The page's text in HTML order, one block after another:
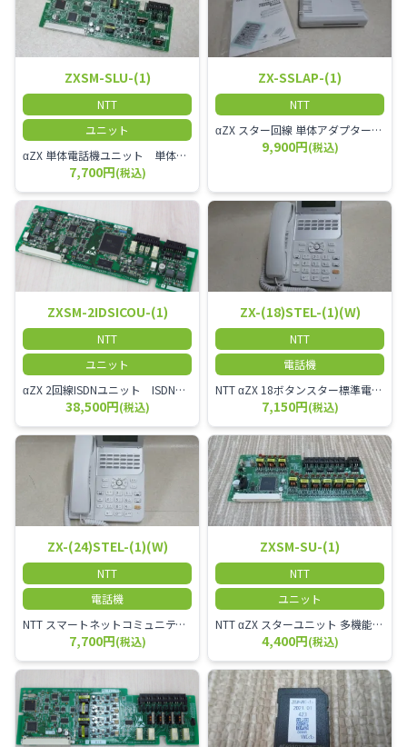
ZXSM-SLU-(1)
NTT
ユニット
αZX 単体電話機ユニット 単体電話機、複合機、ドアホン等、 2台分収容可能にするユニット
7,700円(税込)
ZX-SSLAP-(1)
NTT
αZX スター回線 単体アダプター 受付電話機、ドアホン、FAX等を1台収容できる装置です。
9,900円(税込)
ZXSM-2IDSICOU-(1)
NTT
ユニット
αZX 2回線ISDNユニット ISDN回線を2本収容可能です。
38,500円(税込)
ZX-(18)STEL-(1)(W)
NTT
電話機
NTT αZX 18ボタンスター標準電話機(白)
7,150円(税込)
ZX-(24)STEL-(1)(W)
NTT
電話機
NTT スマートネットコミュニティαZX 24ボタンスター標準電話機
7,700円(税込)
ZXSM-SU-(1)
NTT
ユニット
NTT αZX スターユニット 多機能電話機ユニット
4,400円(税込)